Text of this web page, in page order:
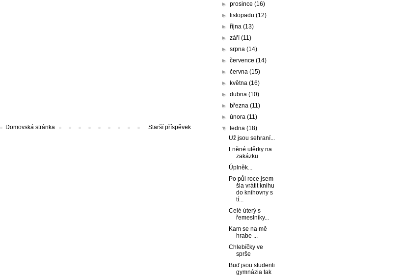
Starší příspěvek
Domovská stránka
►prosince(16)
►
listopadu(12)
►října(13)
►září(11)
►srpna(14)
►července(14)
►června(15)
► května(16)
►dubna(10)
► března(11)
►února(11)
▼
ledna(18)
Už jsou sehraní...
Lněné utěrky na
zakázku
Úplněk...
Po půl roce jsem
šla vrátit knihu
do knihovny s
tí...
Celé úterý s
řemeslníky...
Kam se na mě
hrabe ...
Chlebíčky ve
sprše
Buď jsou studenti
gymnázia tak